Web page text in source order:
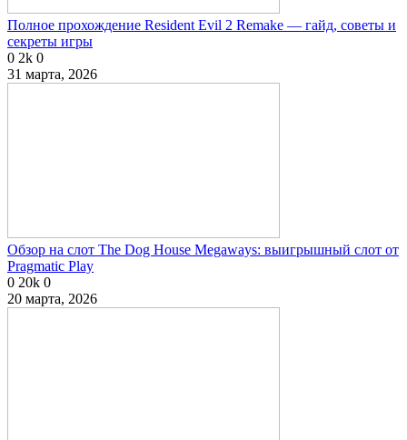
Полное прохождение Resident Evil 2 Remake — гайд, советы и
секреты игры
0 2k 0
31 марта, 2026
Обзор на слот The Dog House Megaways: выигрышный слот от
Pragmatic Play
0 20k 0
20 марта, 2026